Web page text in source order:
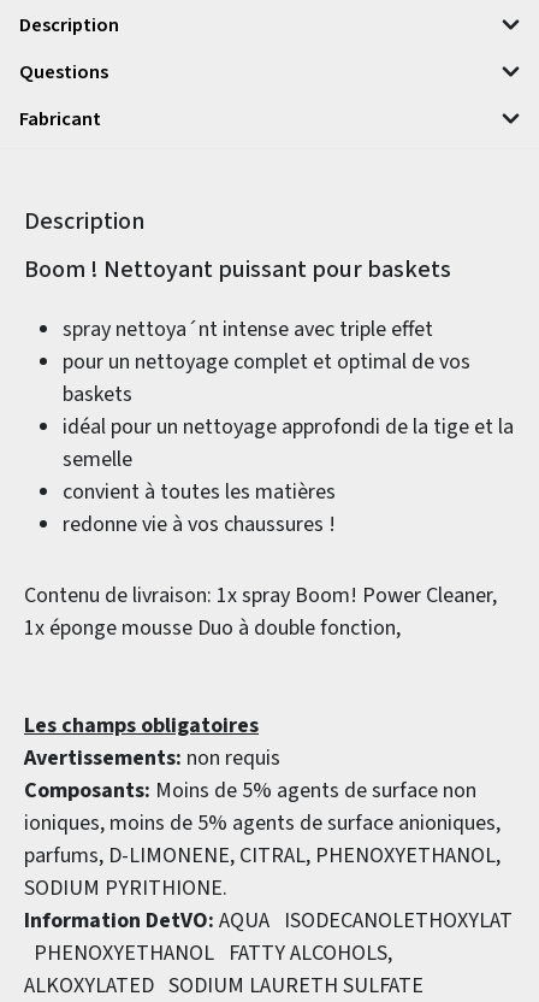
Description
Questions
Fabricant
Description
Informations sur le produit
Boom ! Nettoyant puissant pour baskets
spray nettoya´nt intense avec triple effet
pour un nettoyage complet et optimal de vos
baskets
idéal pour un nettoyage approfondi de la tige et la
semelle
convient à toutes les matières
redonne vie à vos chaussures !
Contenu de livraison: 1x spray Boom! Power Cleaner,
1x éponge mousse Duo à double fonction,
Les champs obligatoires
Avertissements: non requis
Composants: Moins de 5% agents de surface non
ioniques, moins de 5% agents de surface anioniques,
parfums, D-LIMONENE, CITRAL, PHENOXYETHANOL,
SODIUM PYRITHIONE.
Information DetVO: AQUA ISODECANOLETHOXYLAT
PHENOXYETHANOL FATTY ALCOHOLS,
ALKOXYLATED SODIUM LAURETH SULFATE